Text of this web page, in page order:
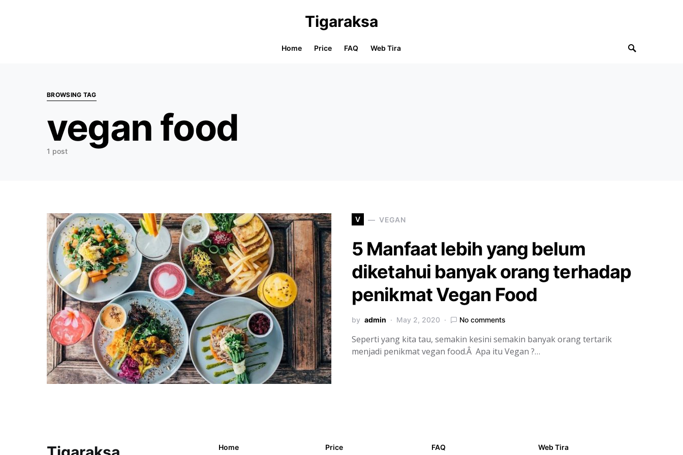
Tigaraksa
Home Price FAQ Web Tira
BROWSING TAG
vegan food
1 post
V VEGAN
5 Manfaat lebih yang belum
diketahui banyak orang terhadap
penikmat Vegan Food
by admin May 2, 2020 No comments
Seperti yang kita tau, semakin kesini semakin banyak orang tertarik
menjadi penikmat vegan food.Â Apa itu Vegan ?…
Home Price FAQ Web Tira